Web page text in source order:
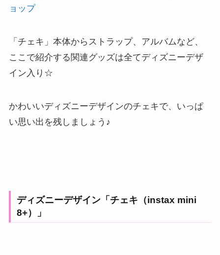
ョップ
「チェキ」本体からストラップ、アルバムなど、
ここで紹介する関連グッズは全てディズニーデザ
イン入り☆
かわいいディズニーデザインのチェキで、いっぱ
い思い出を残しましょう♪
ディズニーデザイン「チェキ（instax mini
8+）」